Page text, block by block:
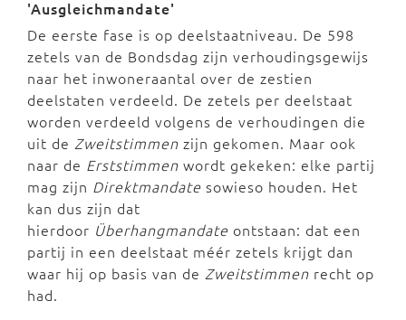
'Ausgleichmandate'
De eerste fase is op deelstaatniveau. De 598
zetels van de Bondsdag zijn verhoudingsgewijs
naar het inwoneraantal over de zestien
deelstaten verdeeld. De zetels per deelstaat
worden verdeeld volgens de verhoudingen die
uit de Zweitstimmen zijn gekomen. Maar ook
naar de Erststimmen wordt gekeken: elke partij
mag zijn Direktmandate sowieso houden. Het
kan dus zijn dat
hierdoor Überhangmandate ontstaan: dat een
partij in een deelstaat méér zetels krijgt dan
waar hij op basis van de Zweitstimmen recht op
had.